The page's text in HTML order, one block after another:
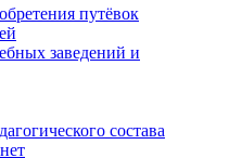
путёвок
заведений и
состава